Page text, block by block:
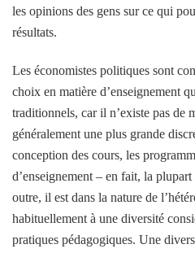
les opinions des gens sur ce qui
résultats.
Les économistes politiques sont
choix en matière d’enseignement
traditionnels, car il n’existe pas de
généralement une plus grande
conception des cours, les
d’enseignement – ​​en fait, la
outre, il est dans la nature de
habituellement à une diversité
pratiques pédagogiques. Une